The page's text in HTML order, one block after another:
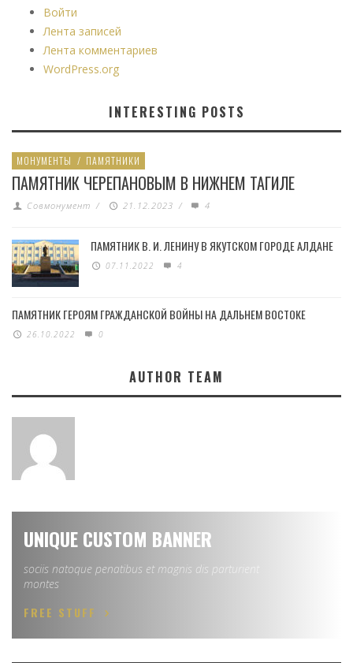
Войти
Лента записей
Лента комментариев
WordPress.org
INTERESTING POSTS
МОНУМЕНТЫ / ПАМЯТНИКИ
ПАМЯТНИК ЧЕРЕПАНОВЫМ В НИЖНЕМ ТАГИЛЕ
Совмонумент / 21.12.2023 / 4
ПАМЯТНИК В. И. ЛЕНИНУ В ЯКУТСКОМ ГОРОДЕ АЛДАНЕ
07.11.2022 4
ПАМЯТНИК ГЕРОЯМ ГРАЖДАНСКОЙ ВОЙНЫ НА ДАЛЬНЕМ ВОСТОКЕ
26.10.2022 0
AUTHOR TEAM
UNIQUE CUSTOM BANNER
sociis natoque penatibus et magnis dis parturient
montes
FREE STUFF